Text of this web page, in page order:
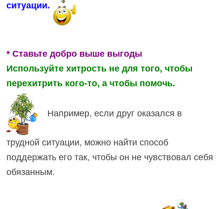
ситуации.
* Ставьте добро выше выгоды
Используйте хитрость не для того, чтобы
перехитрить кого-то, а чтобы помочь.
Например, если друг оказался в
трудной ситуации, можно найти способ
поддержать его так, чтобы он не чувствовал себя
обязанным.